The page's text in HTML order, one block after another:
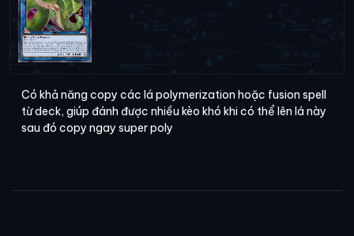
Có khả năng copy các lá polymerization hoặc fusion spell
từ deck, giúp đánh được nhiều kèo khó khi có thể lên lá này
sau đó copy ngay super poly